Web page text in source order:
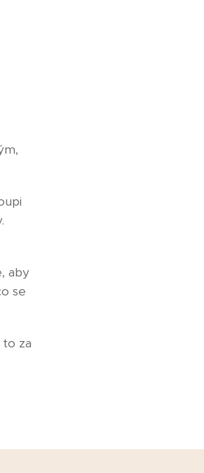
aby
se
za